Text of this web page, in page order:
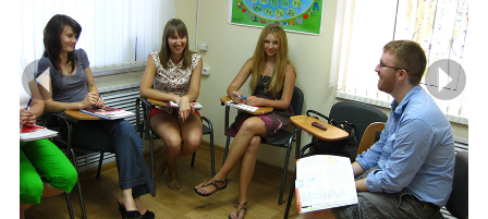
prev